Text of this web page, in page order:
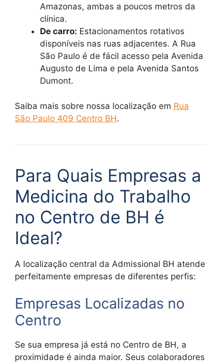
Amazonas, ambas a poucos metros da
clínica.
De carro: Estacionamentos rotativos
disponíveis nas ruas adjacentes. A Rua
São Paulo é de fácil acesso pela Avenida
Augusto de Lima e pela Avenida Santos
Dumont.
Saiba mais sobre nossa localização em Rua
São Paulo 409 Centro BH.
Para Quais Empresas a
Medicina do Trabalho
no Centro de BH é
Ideal?
A localização central da Admissional BH atende
perfeitamente empresas de diferentes perfis:
Empresas Localizadas no
Centro
Se sua empresa já está no Centro de BH, a
proximidade é ainda maior. Seus colaboradores